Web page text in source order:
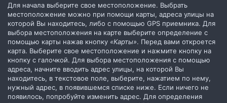
Для начала выберите свое местоположение. Выбрать
местоположение можно при помощи карты, адреса улицы на
которой Вы находитесь, либо с помощью GPS приемника. Для
выбора местоположения на карте выберите определение с
помощью карты нажав кнопку «Карты». Перед вами откроется
карта. Выберите свое местоположение и нажмите кнопку на
кнопку с галочкой. Для выбора местоположения с помощью
адреса, начните вводить адрес улицы, на которой Вы
находитесь, в текстовое поле, выберите, нажатием по нему,
нужный адрес, в появившемся списке ниже. Если ничего не
появилось, попробуйте изменить адрес. Для определения